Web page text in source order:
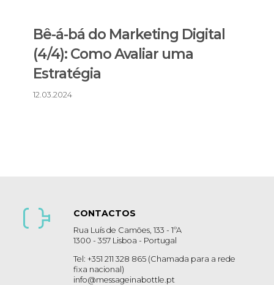
Bê-á-bá do Marketing Digital
(4/4): Como Avaliar uma
Estratégia
12.03.2024
CONTACTOS
Rua Luís de Camões, 133 - 1ºA
1300 - 357 Lisboa - Portugal
Tel: +351 211 328 865 (Chamada para a rede
fixa nacional)
info@messageinabottle.pt